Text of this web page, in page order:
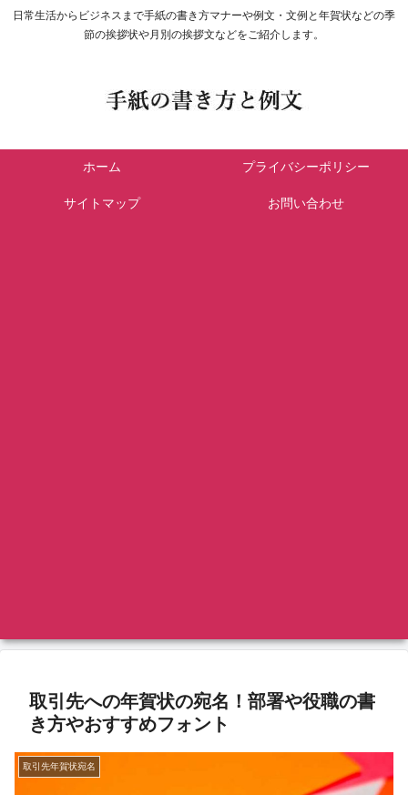
日常生活からビジネスまで手紙の書き方マナーや例文・文例と年賀状などの季
節の挨拶状や月別の挨拶文などをご紹介します。
ホーム プライバシーポリシー
サイトマップ お問い合わせ
取引先への年賀状の宛名！部署や役職の書
き方やおすすめフォント
取引先年賀状宛名